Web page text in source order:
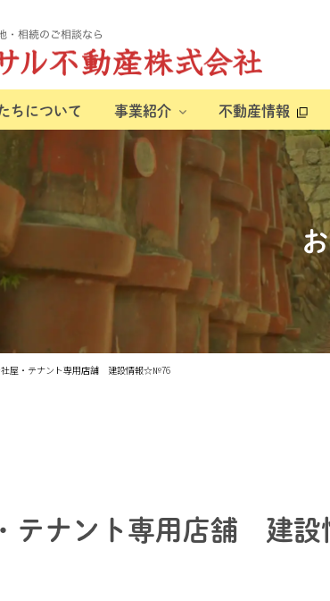
ちについて 事業紹介 不動産情報
屋・テナント専用店舗 建設情報☆№76
テナント専用店舗 建